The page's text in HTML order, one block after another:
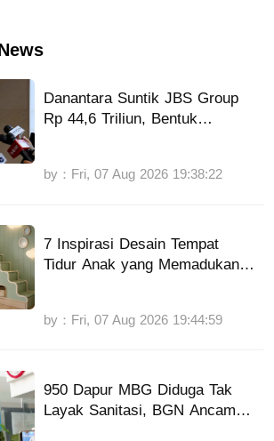
Danantara Suntik JBS Group
Rp 44,6 Triliun, Bentuk
by：Fri, 07 Aug 2026 19:38:22
7 Inspirasi Desain Tempat
Tidur Anak yang Memadukan
by：Fri, 07 Aug 2026 19:44:59
950 Dapur MBG Diduga Tak
Layak Sanitasi, BGN Ancam